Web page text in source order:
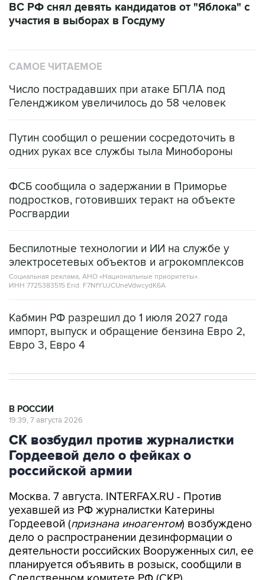
ВС РФ снял девять кандидатов от "Яблока" с
участия в выборах в Госдуму
САМОЕ ЧИТАЕМОЕ
Число пострадавших при атаке БПЛА под
Геленджиком увеличилось до 58 человек
Путин сообщил о решении сосредоточить в
одних руках все службы тыла Минобороны
ФСБ сообщила о задержании в Приморье
подростков, готовивших теракт на объекте
Росгвардии
Беспилотные технологии и ИИ на службе у
электросетевых объектов и агрокомплексов
Социальная реклама, АНО «Национальные приоритеты».
ИНН 7725383515 Erid: F7NfYUJCUneVdwcydK6A
Кабмин РФ разрешил до 1 июля 2027 года
импорт, выпуск и обращение бензина Евро 2,
Евро 3, Евро 4
В РОССИИ
19:39, 7 августа 2026
СК возбудил против журналистки
Гордеевой дело о фейках о
российской армии
Москва. 7 августа. INTERFAX.RU - Против
уехавшей из РФ журналистки Катерины
Гордеевой (признана иноагентом) возбуждено
дело о распространении дезинформации о
деятельности российских Вооруженных сил, ее
планируется объявить в розыск, сообщили в